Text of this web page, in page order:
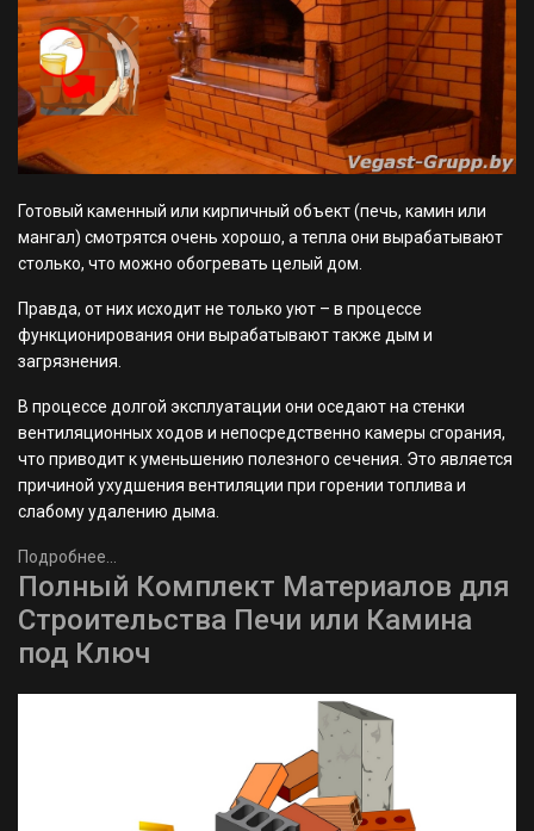
Готовый каменный или кирпичный объект (печь, камин или
мангал) смотрятся очень хорошо, а тепла они вырабатывают
столько, что можно обогревать целый дом.
Правда, от них исходит не только уют – в процессе
функционирования они вырабатывают также дым и
загрязнения.
В процессе долгой эксплуатации они оседают на стенки
вентиляционных ходов и непосредственно камеры сгорания,
что приводит к уменьшению полезного сечения. Это является
причиной ухудшения вентиляции при горении топлива и
слабому удалению дыма.
Подробнее...
Полный Комплект Материалов для
Строительства Печи или Камина
под Ключ